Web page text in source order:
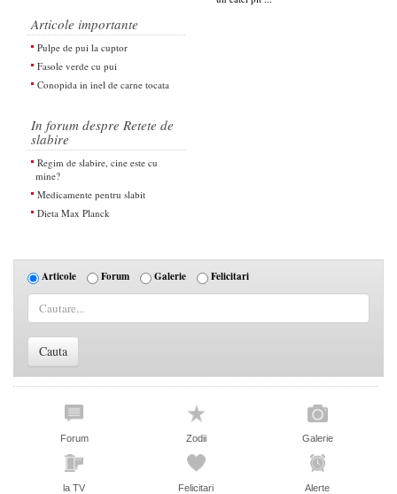
Articole importante
Pulpe de pui la cuptor
Fasole verde cu pui
Conopida in inel de carne tocata
In forum despre Retete de
slabire
Regim de slabire, cine este cu
mine?
Medicamente pentru slabit
Dieta Max Planck
Articole Forum Galerie Felicitari
Forum Zodii Galerie
la TV Felicitari Alerte